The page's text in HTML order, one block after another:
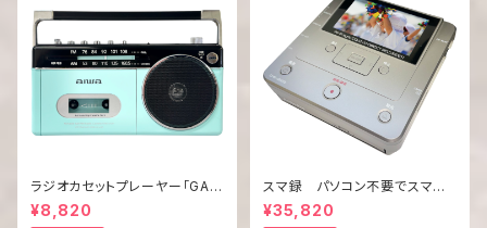
ラジオカセットプレーヤー「GAA
4-RCP0003(PG)」
¥8,820
スマ録 パソコン不要でスマホ
の動画をDVDに録画！「DMR-0
820」
¥35,820